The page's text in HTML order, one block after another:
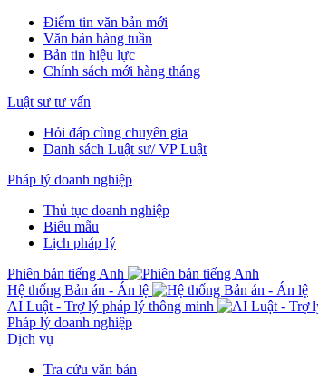
Điểm tin văn bản mới
Văn bản hàng tuần
Bản tin hiệu lực
Chính sách mới hàng tháng
Luật sư tư vấn
Hỏi đáp cùng chuyên gia
Danh sách Luật sư/ VP Luật
Pháp lý doanh nghiệp
Thủ tục doanh nghiệp
Biểu mẫu
Lịch pháp lý
Phiên bản tiếng Anh
Hệ thống Bản án - Án lệ
AI Luật - Trợ lý pháp lý thông minh
Pháp lý doanh nghiệp
Dịch vụ
Tra cứu văn bản